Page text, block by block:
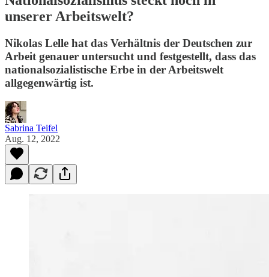
unserer Arbeitswelt?
Nikolas Lelle hat das Verhältnis der Deutschen zur
Arbeit genauer untersucht und festgestellt, dass das
nationalsozialistische Erbe in der Arbeitswelt
allgegenwärtig ist.
Sabrina Teifel
Aug. 12, 2022